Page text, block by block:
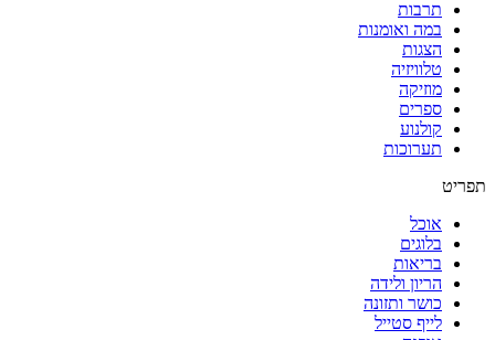
תרבות
במה ואומנות
הצגות
טלוויזיה
מוזיקה
ספרים
קולנוע
תערוכות
תפריט
אוכל
בלוגים
בריאות
הריון ולידה
כושר ותזונה
לייף סטייל